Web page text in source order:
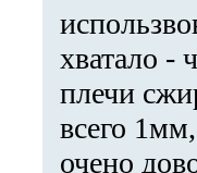
хватало -
плечи
всего
очено